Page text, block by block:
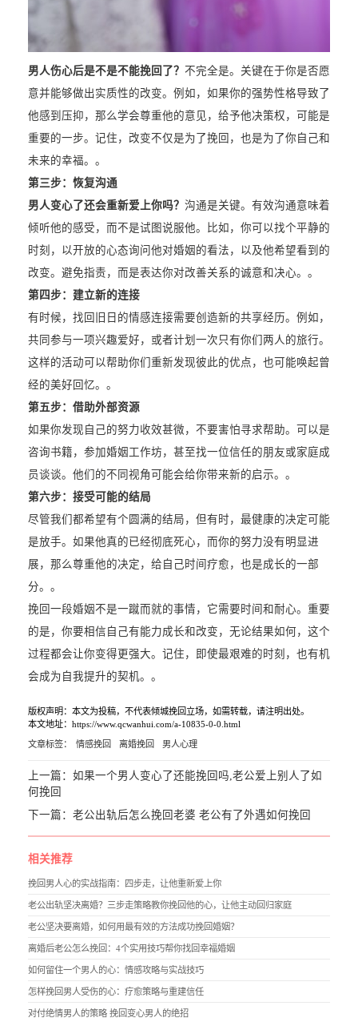
男人伤心后是不是不能挽回了？ 不完全是。关键在于你是否愿
意并能够做出实质性的改变。例如，如果你的强势性格导致了
他感到压抑，那么学会尊重他的意见，给予他决策权，可能是
重要的一步。记住，改变不仅是为了挽回，也是为了你自己和
未来的幸福。。
第三步：恢复沟通
男人变心了还会重新爱上你吗？ 沟通是关键。有效沟通意味着
倾听他的感受，而不是试图说服他。比如，你可以找个平静的
时刻，以开放的心态询问他对婚姻的看法，以及他希望看到的
改变。避免指责，而是表达你对改善关系的诚意和决心。。
第四步：建立新的连接
有时候，找回旧日的情感连接需要创造新的共享经历。例如，
共同参与一项兴趣爱好，或者计划一次只有你们两人的旅行。
这样的活动可以帮助你们重新发现彼此的优点，也可能唤起曾
经的美好回忆。。
第五步：借助外部资源
如果你发现自己的努力收效甚微，不要害怕寻求帮助。可以是
咨询书籍，参加婚姻工作坊，甚至找一位信任的朋友或家庭成
员谈谈。他们的不同视角可能会给你带来新的启示。。
第六步：接受可能的结局
尽管我们都希望有个圆满的结局，但有时，最健康的决定可能
是放手。如果他真的已经彻底死心，而你的努力没有明显进
展，那么尊重他的决定，给自己时间疗愈，也是成长的一部
分。。
挽回一段婚姻不是一蹴而就的事情，它需要时间和耐心。重要
的是，你要相信自己有能力成长和改变，无论结果如何，这个
过程都会让你变得更强大。记住，即使最艰难的时刻，也有机
会成为自我提升的契机。。
版权声明：本文为投稿，不代表倾城挽回立场，如需转载，请注明出处。
本文地址：https://www.qcwanhui.com/a-10835-0-0.html
文章标签： 情感挽回 离婚挽回 男人心理
上一篇： 如果一个男人变心了还能挽回吗,老公爱上别人了如
何挽回
下一篇： 老公出轨后怎么挽回老婆 老公有了外遇如何挽回
相关推荐
挽回男人心的实战指南：四步走，让他重新爱上你
老公出轨坚决离婚？三步走策略教你挽回他的心，让他主动回归家庭
老公坚决要离婚，如何用最有效的方法成功挽回婚姻？
离婚后老公怎么挽回：4个实用技巧帮你找回幸福婚姻
如何留住一个男人的心：情感攻略与实战技巧
怎样挽回男人受伤的心：疗愈策略与重建信任
对付绝情男人的策略 挽回变心男人的绝招